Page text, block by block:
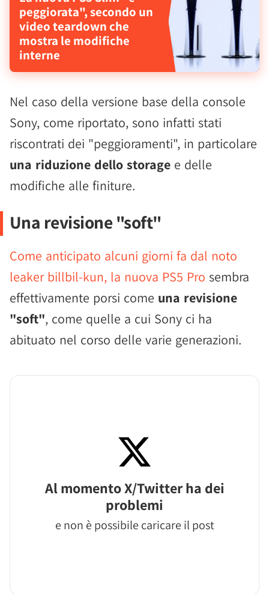
peggiorata", secondo un
video teardown che
mostra le modifiche
interne
Nel caso della versione base della console
Sony, come riportato, sono infatti stati
riscontrati dei "peggioramenti", in particolare
una riduzione dello storage e delle
modifiche alle finiture.
Una revisione "soft"
Come anticipato alcuni giorni fa dal noto
leaker billbil-kun, la nuova PS5 Pro sembra
effettivamente porsi come una revisione
"soft", come quelle a cui Sony ci ha
abituato nel corso delle varie generazioni.
Al momento X/Twitter ha dei
problemi
e non è possibile caricare il post